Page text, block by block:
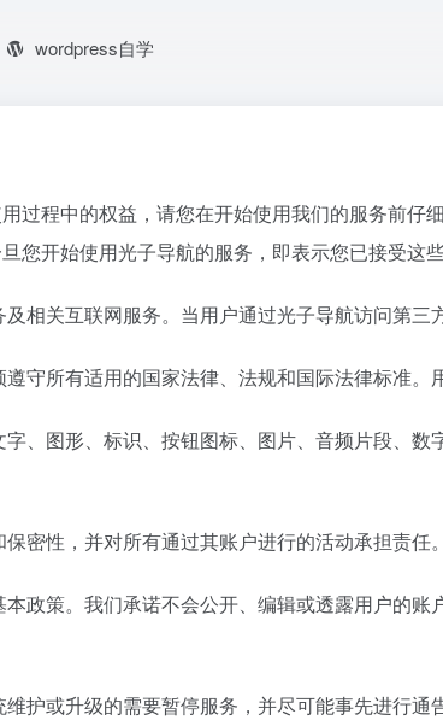
wordpress自学
过程中的权益，请您在开始使用我们的服务前
您开始使用光子导航的服务，即表示您已接受这些
相关互联网服务。当用户通过光子导航访问第三
守所有适用的国家法律、法规和国际法律标准。
、图形、标识、按钮图标、图片、音频片段、
密性，并对所有通过其账户进行的活动承担责
政策。我们承诺不会公开、编辑或透露用户的
护或升级的需要暂停服务，并尽可能事先进行